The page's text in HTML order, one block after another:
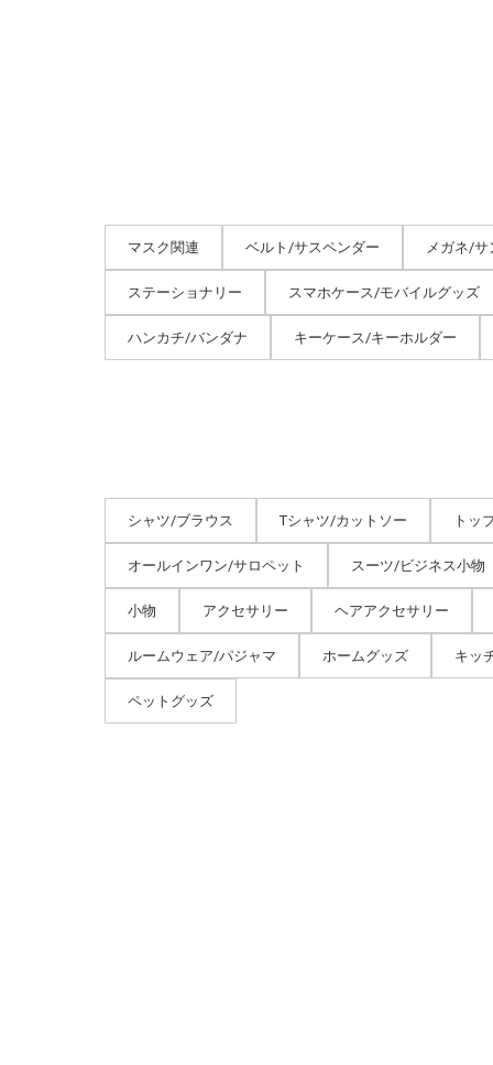
マスク関連 ベルト/サスペンダー メガネ/サ
ステーショナリー スマホケース/モバイルグッズ
ハンカチ/バンダナ キーケース/キーホルダー
シャツ/ブラウス Tシャツ/カットソー トッ
オールインワン/サロペット スーツ/ビジネス小物
小物 アクセサリー ヘアアクセサリー
ルームウェア/パジャマ ホームグッズ キッ
ペットグッズ